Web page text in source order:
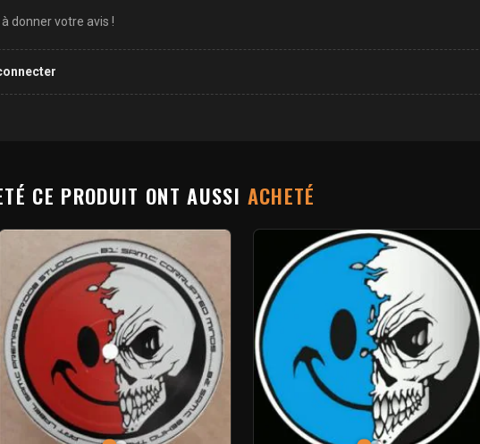
donner votre avis !
CE PRODUIT ONT AUSSI ACHETÉ